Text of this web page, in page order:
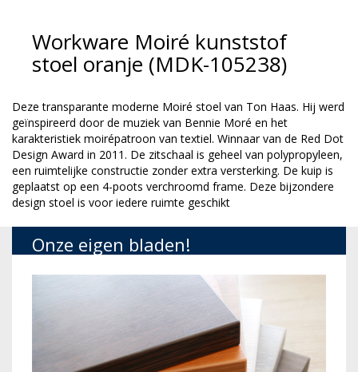
Workware Moiré kunststof
stoel oranje (MDK-105238)
Deze transparante moderne Moiré stoel van Ton Haas. Hij werd
geïnspireerd door de muziek van Bennie Moré en het
karakteristiek moirépatroon van textiel. Winnaar van de Red Dot
Design Award in 2011. De zitschaal is geheel van polypropyleen,
een ruimtelijke constructie zonder extra versterking. De kuip is
geplaatst op een 4-poots verchroomd frame. Deze bijzondere
design stoel is voor iedere ruimte geschikt
Onze eigen bladen!